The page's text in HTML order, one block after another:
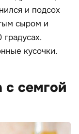
и подсох
сыром и
кусочки.
с семгой